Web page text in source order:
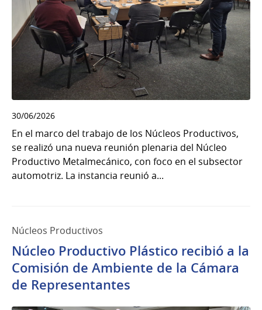
30/06/2026
En el marco del trabajo de los Núcleos Productivos,
se realizó una nueva reunión plenaria del Núcleo
Productivo Metalmecánico, con foco en el subsector
automotriz. La instancia reunió a...
Núcleos Productivos
Núcleo Productivo Plástico recibió a la
Comisión de Ambiente de la Cámara
de Representantes